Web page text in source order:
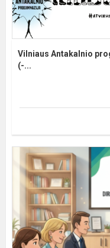
Vilniaus Antakalnio
(-...